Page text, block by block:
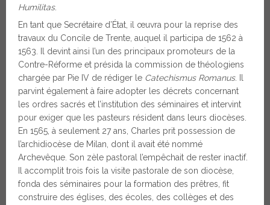
Humilitas.
En tant que Secrétaire d’État, il œuvra pour la reprise des
travaux du Concile de Trente, auquel il participa de 1562 à
1563. Il devint ainsi l’un des principaux promoteurs de la
Contre-Réforme et présida la commission de théologiens
chargée par Pie IV de rédiger le Catechismus Romanus. Il
parvint également à faire adopter les décrets concernant
les ordres sacrés et l’institution des séminaires et intervint
pour exiger que les pasteurs résident dans leurs diocèses.
En 1565, à seulement 27 ans, Charles prit possession de
l’archidiocèse de Milan, dont il avait été nommé
Archevêque. Son zèle pastoral l’empêchait de rester inactif.
Il accomplit trois fois la visite pastorale de son diocèse,
fonda des séminaires pour la formation des prêtres, fit
construire des églises, des écoles, des collèges et des